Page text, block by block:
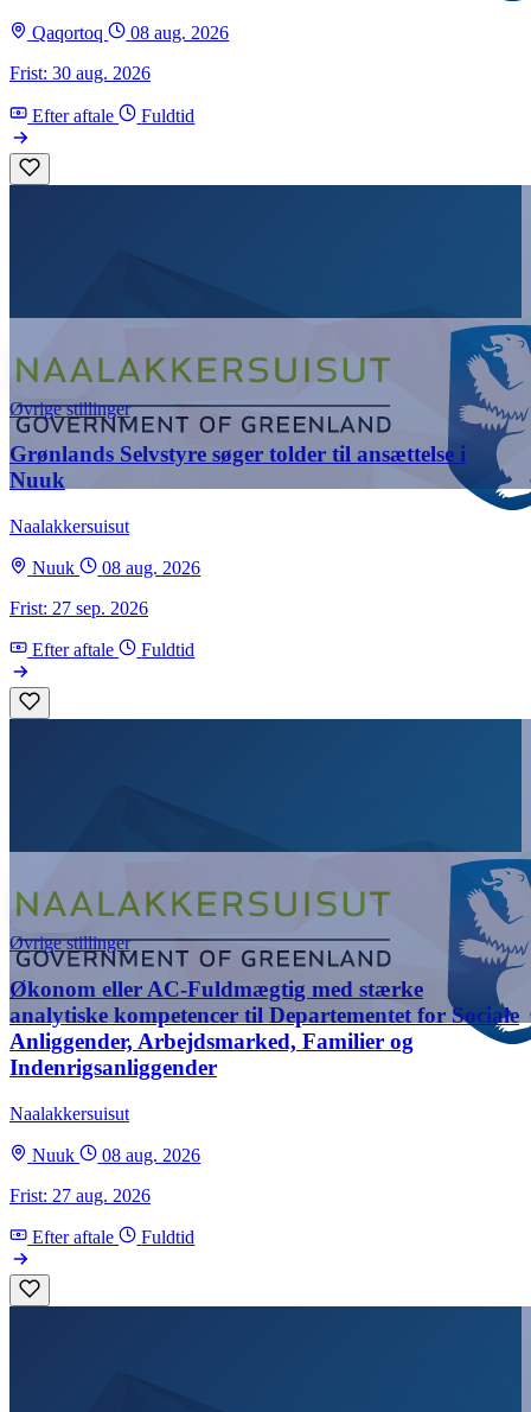
Qaqortoq
08 aug. 2026
Frist: 30 aug. 2026
Efter aftale Fuldtid
Øvrige stillinger
Grønlands Selvstyre søger tolder til ansættelse i
Nuuk
Naalakkersuisut
Nuuk
08 aug. 2026
Frist: 27 sep. 2026
Efter aftale Fuldtid
Øvrige stillinger
Økonom eller AC-Fuldmægtig med stærke
analytiske kompetencer til Departementet for Sociale
Anliggender, Arbejdsmarked, Familier og
Indenrigsanliggender
Naalakkersuisut
Nuuk
08 aug. 2026
Frist: 27 aug. 2026
Efter aftale Fuldtid